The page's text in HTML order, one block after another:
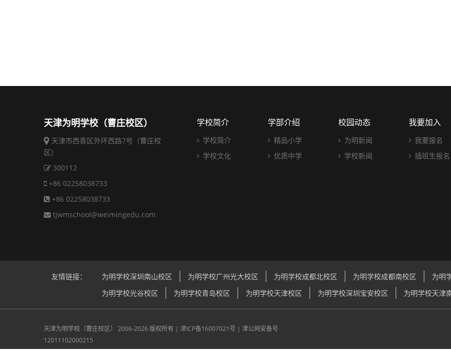
天津为明学校（曹庄校区）
天津市西青区外环西路7号（曹庄校
区）
300112
+86 02258038733
+86 02258038733
tjwmschool@weimingedu.com
学校简介
学校简介
学校文化
学部介绍
精品小学
优质中学
校园动态
为明新闻
学校新闻
我要加入
我要报名
插班生报名
友情链接： 为明学校深圳南山校区 为明学校广州光大校区 为明学校成都北校区 为明学校成都南校区
为明
为明学校光谷校区
为明学校青岛校区 为明学校天津校区 为明学校深圳宝安校区 为明学校天津
天津为明学校（曹庄校区） 2006-2026 版权所有 | 津ICP备16007021号 | 津公网安备号
12011102000215